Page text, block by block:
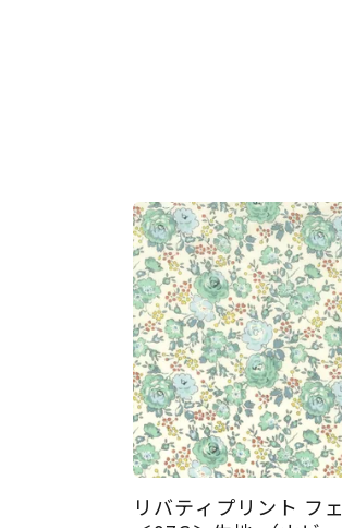
リバティプリント フ